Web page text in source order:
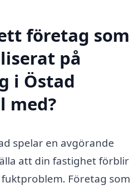
företag som
på
i Östad
med?
spelar en avgörande
att din fastighet förblir
Företag som